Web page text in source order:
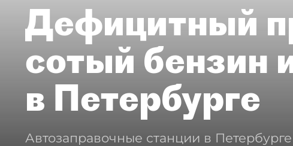
Дефицитный
сотый бензин
в Петербурге
Автозаправочные станции в